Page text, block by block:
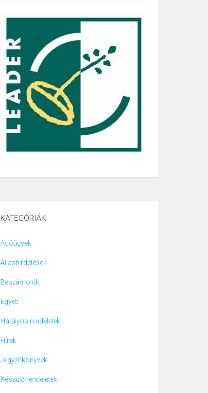
KATEGÓRIÁK
Adóügyek
Álláshirdetések
Beszámolók
Egyéb
Hatályos rendeletek
Hírek
Jegyzőkönyvek
Készülő rendeletek